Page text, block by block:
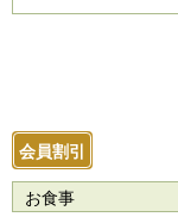
Pr
o
u
s
会員割引
お食事